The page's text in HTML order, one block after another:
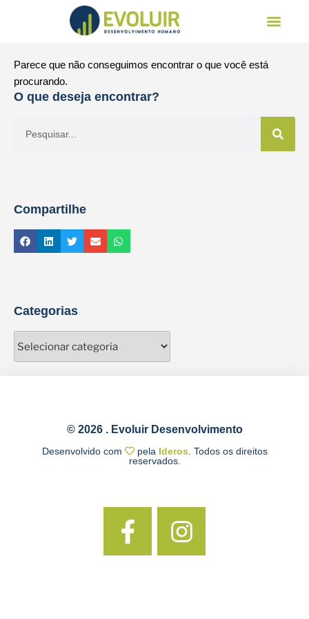
Parece que não conseguimos encontrar o que você está
procurando.
O que deseja encontrar?
Compartilhe
Categorias
© 2026 . Evoluir Desenvolvimento
Desenvolvido com pela Ideros. Todos os direitos
reservados.